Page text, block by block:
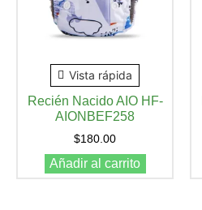
Vista rápida
Recién Nacido AIO HF-
AIONBEF258
$180.00
Añadir al carrito